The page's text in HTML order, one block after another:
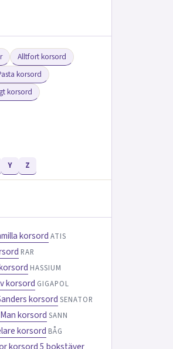
Alltfort korsord
korsord
korsord
Y Z
korsord ATIS
RAR
HASSIUM
korsord GIGAPOL
korsord SENATOR
korsord SANN
korsord BÅG
korsord 5 bokstäver